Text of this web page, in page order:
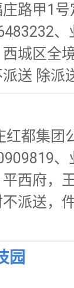
路甲1
、
城区全
送 除派
红都集团
西府，
派送，
园